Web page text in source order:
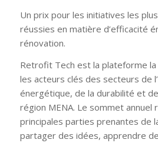
Un prix pour les initiatives les
réussies en matière d’efficacité
rénovation.
Retrofit Tech est la plateforme
les acteurs clés des secteurs de
énergétique, de la durabilité et
région MENA. Le sommet annuel
principales parties prenantes de
partager des idées, apprendre